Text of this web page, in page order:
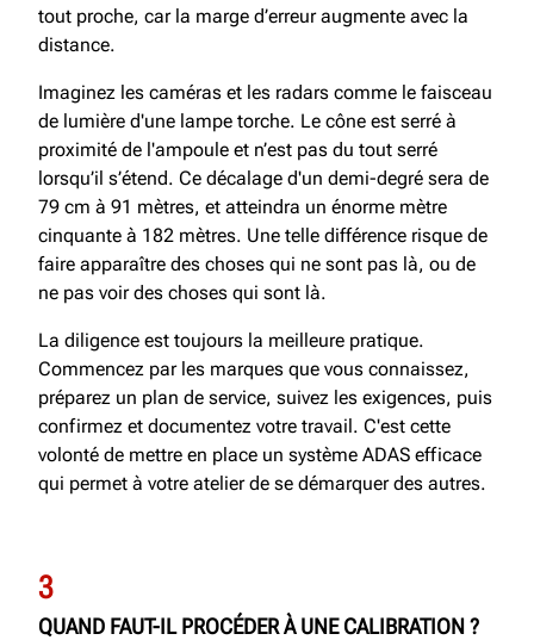
tout proche, car la marge d’erreur augmente avec la
distance.
Imaginez les caméras et les radars comme le faisceau
de lumière d'une lampe torche. Le cône est serré à
proximité de l'ampoule et n’est pas du tout serré
lorsqu’il s’étend. Ce décalage d'un demi-degré sera de
79 cm à 91 mètres, et atteindra un énorme mètre
cinquante à 182 mètres. Une telle différence risque de
faire apparaître des choses qui ne sont pas là, ou de
ne pas voir des choses qui sont là.
La diligence est toujours la meilleure pratique.
Commencez par les marques que vous connaissez,
préparez un plan de service, suivez les exigences, puis
confirmez et documentez votre travail. C'est cette
volonté de mettre en place un système ADAS efficace
qui permet à votre atelier de se démarquer des autres.
3
QUAND FAUT-IL PROCÉDER À UNE CALIBRATION ?